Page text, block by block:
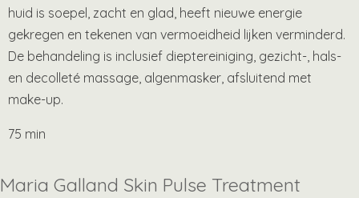
huid is soepel, zacht en glad, heeft nieuwe energie
gekregen en tekenen van vermoeidheid lijken verminderd.
De behandeling is inclusief dieptereiniging, gezicht-, hals-
en decolleté massage, algenmasker, afsluitend met
make-up.
75 min
Maria Galland Skin Pulse Treatment